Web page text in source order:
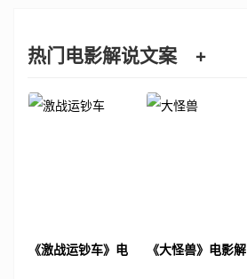
热门电影解说文案 +
《激战运钞车》电
《大怪兽》电影解